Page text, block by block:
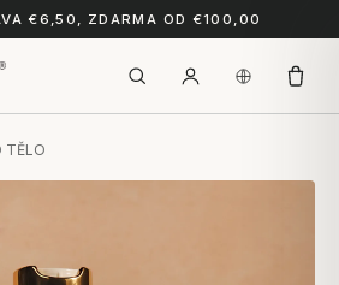
€6,50, ZDARMA OD €100,00
TĚLO